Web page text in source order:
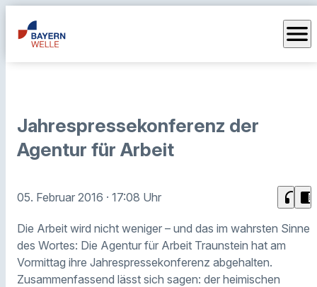
menu
Jahrespressekonferenz der
Agentur für Arbeit
05. Februar 2016 · 17:08 Uhr headphones chrome_reader_mode
Die Arbeit wird nicht weniger – und das im wahrsten Sinne
des Wortes: Die Agentur für Arbeit Traunstein hat am
Vormittag ihre Jahrespressekonferenz abgehalten.
Zusammenfassend lässt sich sagen: der heimischen